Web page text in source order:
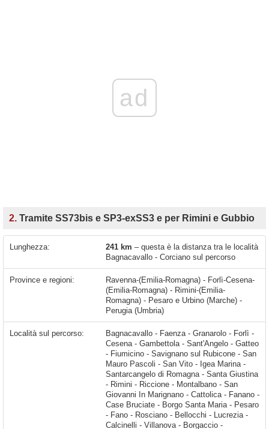
ad
2. Tramite SS73bis e SP3-exSS3 e per Rimini e Gubbio
Lunghezza: 241 km – questa è la distanza tra le località
Bagnacavallo - Corciano sul percorso
Province e regioni:
Ravenna-(Emilia-Romagna) - Forlì-Cesena-
(Emilia-Romagna) - Rimini-(Emilia-
Romagna) - Pesaro e Urbino (Marche) -
Perugia (Umbria)
Località sul percorso: Bagnacavallo - Faenza - Granarolo - Forlì - Cesena - Gambettola - Sant'Angelo - Gatteo - Fiumicino - Savignano sul Rubicone - San Mauro Pascoli - San Vito - Igea Marina - Santarcangelo di Romagna - Santa Giustina - Rimini - Riccione - Montalbano - San Giovanni In Marignano - Cattolica - Fanano - Case Bruciate - Borgo Santa Maria - Pesaro - Fano - Rosciano - Bellocchi - Lucrezia - Calcinelli - Villanova - Borgaccio - Tavernelle - Pian di Rose - Ghilardino - Fossombrone - San Lazzaro - Villa Furlo di Pagino - Acqualagna